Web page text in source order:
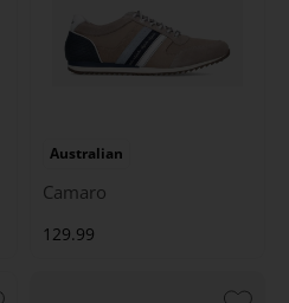
Australian
Camaro
129.99